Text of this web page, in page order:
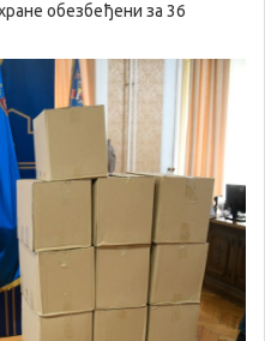
обезбеђени за 36